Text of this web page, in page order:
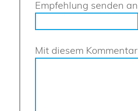
Empfehlung senden an
Mit diesem Kommentar